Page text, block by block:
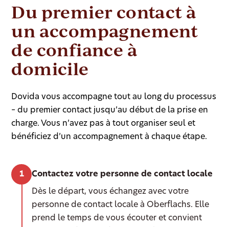
Du premier contact à
un accompagnement
de confiance à
domicile
Dovida vous accompagne tout au long du processus
– du premier contact jusqu’au début de la prise en
charge. Vous n’avez pas à tout organiser seul et
bénéficiez d’un accompagnement à chaque étape.
Contactez votre personne de contact locale
Dès le départ, vous échangez avec votre
personne de contact locale à Oberflachs. Elle
prend le temps de vous écouter et convient